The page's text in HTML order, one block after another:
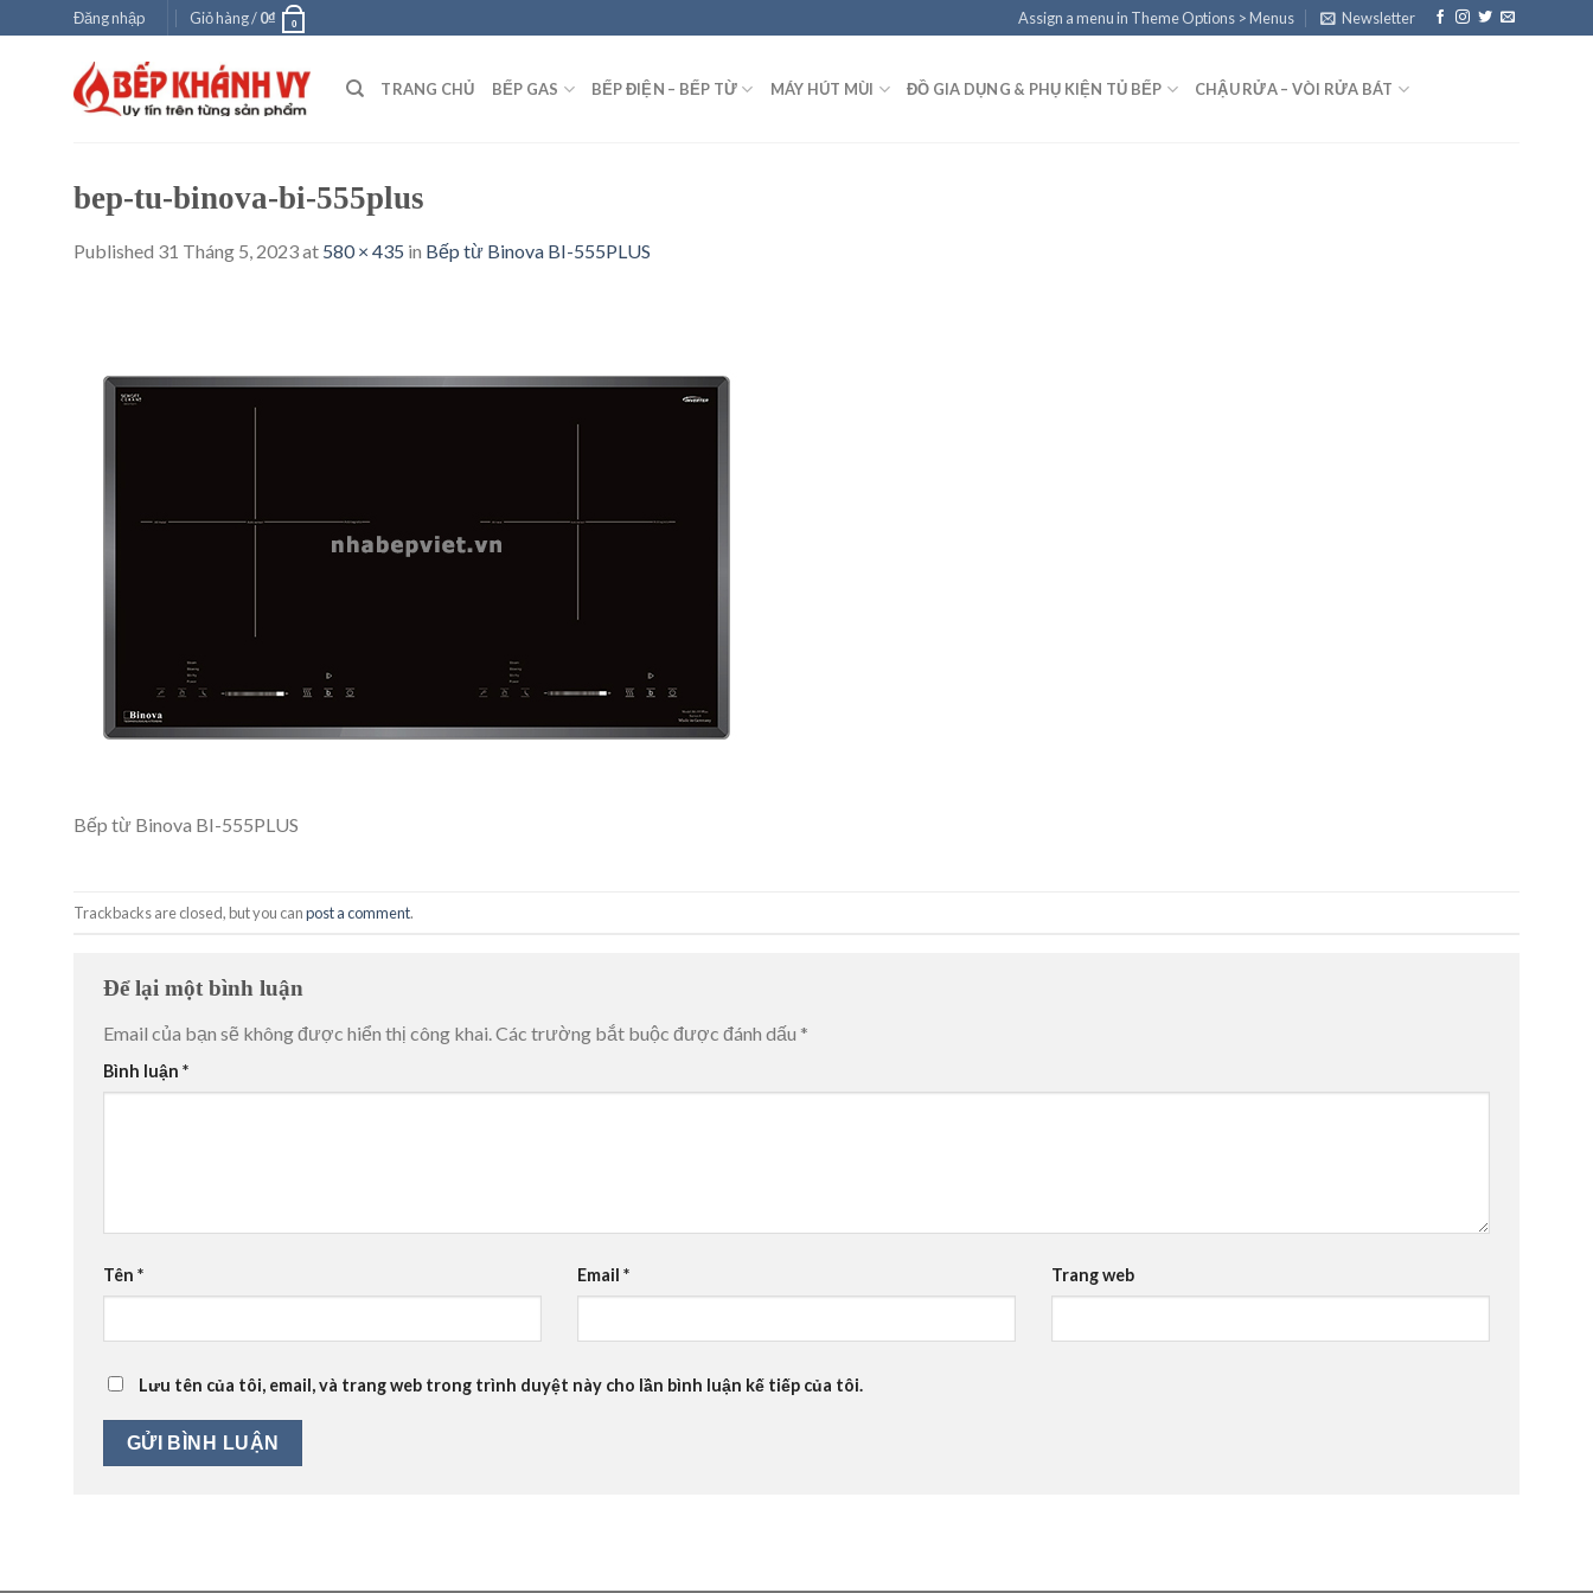
to
Đăng nhập Giỏ hàng /0₫ 0 Assign a menu in Theme Options > Menus Newsletter
TRANG CHỦ BẾP GAS BẾP ĐIỆN – BẾP TỪ MÁY HÚT MÙI ĐỒ GIA DỤNG & PHỤ KIỆN TỦ BẾP CHẬU RỬA – VÒI RỬA BÁT
bep-tu-binova-bi-555plus
Published 31 Tháng 5, 2023at 580 × 435 in Bếp từ Binova BI-555PLUS
Bếp từ Binova BI-555PLUS
Trackbacks are closed, but you canpost a comment.
Để lại một bình luận
Email của bạn sẽ không được hiển thị công khai.Các trường bắt buộc được đánh dấu *
Bình luận *
Tên * Email * Trang web
Lưu tên của tôi, email, và trang web trong trình duyệt này cho lần bình luận kế tiếp của tôi.